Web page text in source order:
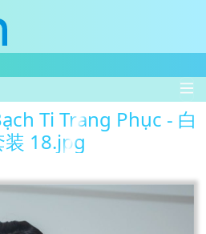
Ti Trang Phục - 白
装 18.jpg